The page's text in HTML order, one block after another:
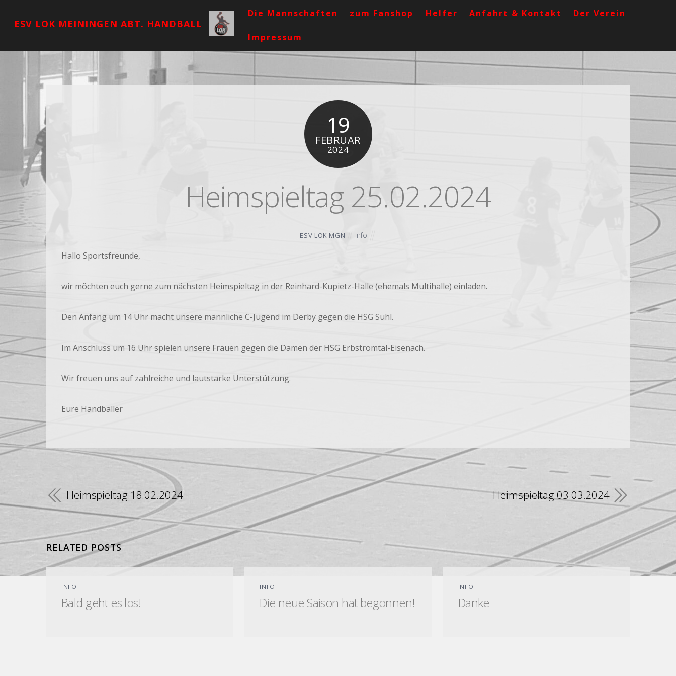
ESV LOK MEININGEN ABT. HANDBALL
Die Mannschaften zum Fanshop Helfer Anfahrt & Kontakt Der Verein
Impressum
19
FEBRUAR
2024
Heimspieltag 25.02.2024
ESV LOK MGN Info
Hallo Sportsfreunde,
wir möchten euch gerne zum nächsten Heimspieltag in der Reinhard-Kupietz-Halle (ehemals Multihalle) einladen.
Den Anfang um 14 Uhr macht unsere männliche C-Jugend im Derby gegen die HSG Suhl.
Im Anschluss um 16 Uhr spielen unsere Frauen gegen die Damen der HSG Erbstromtal-Eisenach.
Wir freuen uns auf zahlreiche und lautstarke Unterstützung.
Eure Handballer
Heimspieltag 18.02.2024 Heimspieltag 03.03.2024
RELATED POSTS
INFO
Bald geht es los!
INFO
Die neue Saison hat begonnen!
INFO
Danke